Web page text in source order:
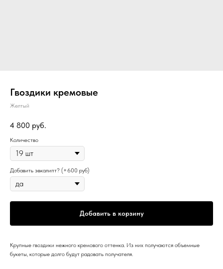
Гвоздики кремовые
Желтый
4 800 руб.
Количество
Добавить эвкалипт? (+600 руб)
Добавить в корзину
Крупные гвоздики нежного кремового оттенка. Из них получаются объемные
букеты, которые долго будут радовать получателя.